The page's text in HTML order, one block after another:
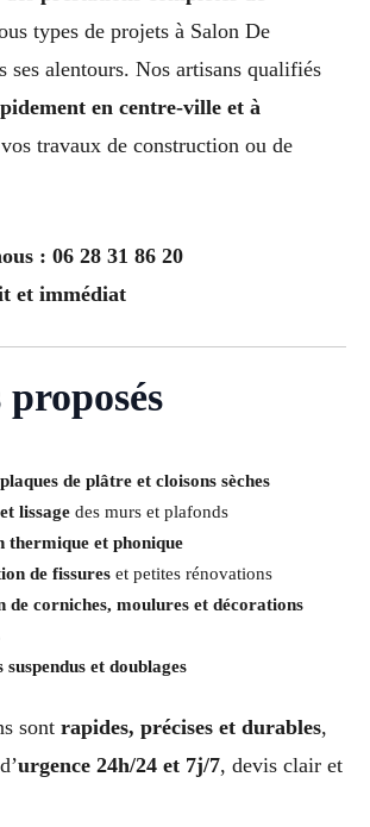
types de projets à Salon De
ses alentours. Nos artisans qualifiés
en centre-ville et à
travaux de construction ou de
: 06 28 31 86 20
et immédiat
proposés
de plâtre et cloisons sèches
lissagedes murs et plafonds
thermique et phonique
de fissureset petites rénovations
de corniches, moulures et décorations
suspendus et doublages
sont rapides, précises et durables,
urgence 24h/24 et 7j/7, devis clair et